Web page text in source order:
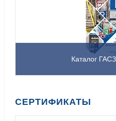
Каталог
СЕРТИФИКАТЫ